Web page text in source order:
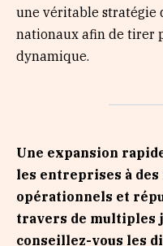
une véritable stratégie
nationaux afin de tirer
dynamique.
Une expansion
les entreprises à
opérationnels et
travers de multiples
conseillez-vous les